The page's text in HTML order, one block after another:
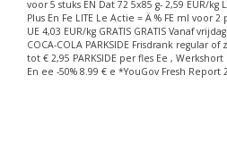
voor 5 stuks EN Dat 72 5x85 g- 2,59 EUR/
Plus En Fe LITE Le Actie = Ä % FE ml voor 2
UE 4,03 EUR/kg GRATIS GRATIS Vanaf
COCA-COLA PARKSIDE Frisdrank regular
tot € 2,95 PARKSIDE per fles Ee ‚ Werkshort
En ee -50% 8.99 € e *YouGov Fresh Report